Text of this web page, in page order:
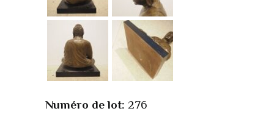
Numéro de lot: 276